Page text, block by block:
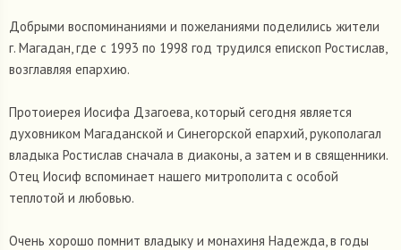
Добрыми воспоминаниями и пожеланиями поделились жители
г. Магадан, где с 1993 по 1998 год трудился епископ Ростислав,
возглавляя епархию.
Протоиерея Иосифа Дзагоева, который сегодня является
духовником Магаданской и Синегорской епархий, рукополагал
владыка Ростислав сначала в диаконы, а затем и в священники.
Отец Иосиф вспоминает нашего митрополита с особой
теплотой и любовью.
Очень хорошо помнит владыку и монахиня Надежда, в годы